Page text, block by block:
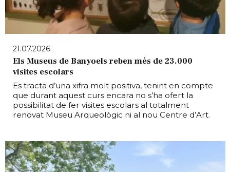
21.07.2026
Els Museus de Banyoels reben més de 23.000
visites escolars
Es tracta d’una xifra molt positiva, tenint en compte
que durant aquest curs encara no s’ha ofert la
possibilitat de fer visites escolars al totalment
renovat Museu Arqueològic ni al nou Centre d’Art.